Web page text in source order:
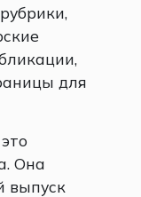
для
Она
выпуск